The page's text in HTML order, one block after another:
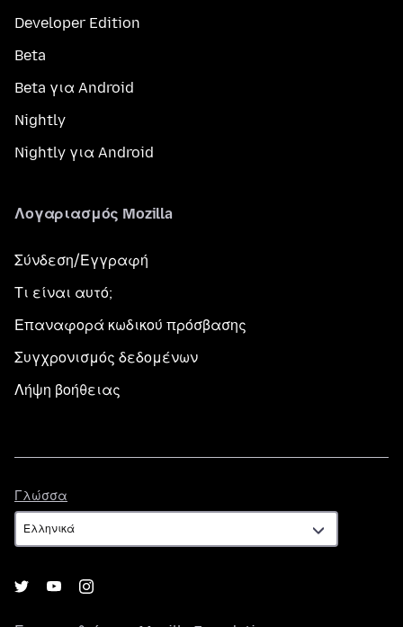
Developer Edition
Beta
Beta για Android
Nightly
Nightly για Android
Λογαριασμός Mozilla
Σύνδεση/Εγγραφή
Τι είναι αυτό;
Επαναφορά κωδικού πρόσβασης
Συγχρονισμός δεδομένων
Λήψη βοήθειας
Γλώσσα